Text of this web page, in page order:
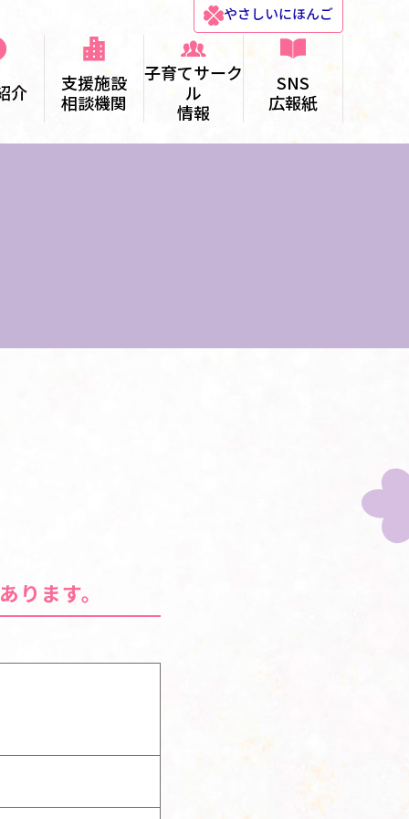
やさしいにほんご
介
支援施設
相談機関
子育てサーク
ル
情報
SNS
広報紙
ます。